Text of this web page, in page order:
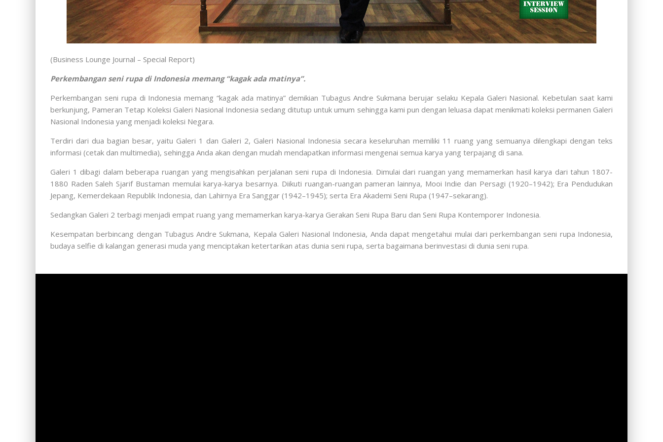
(Business Lounge Journal – Special Report)
Perkembangan seni rupa di Indonesia memang “kagak ada matinya”.
Perkembangan seni rupa di Indonesia memang “kagak ada matinya” demikian Tubagus Andre Sukmana berujar selaku Kepala Galeri Nasional. Kebetulan saat kami
berkunjung, Pameran Tetap Koleksi Galeri Nasional Indonesia sedang ditutup untuk umum sehingga kami pun dengan leluasa dapat menikmati koleksi permanen Galeri
Nasional Indonesia yang menjadi koleksi Negara.
Terdiri dari dua bagian besar, yaitu Galeri 1 dan Galeri 2, Galeri Nasional Indonesia secara keseluruhan memiliki 11 ruang yang semuanya dilengkapi dengan teks
informasi (cetak dan multimedia), sehingga Anda akan dengan mudah mendapatkan informasi mengenai semua karya yang terpajang di sana.
Galeri 1 dibagi dalam beberapa ruangan yang mengisahkan perjalanan seni rupa di Indonesia. Dimulai dari ruangan yang memamerkan hasil karya dari tahun 1807-
1880 Raden Saleh Sjarif Bustaman memulai karya-karya besarnya. Diikuti ruangan-ruangan pameran lainnya, Mooi Indie dan Persagi (1920–1942); Era Pendudukan
Jepang, Kemerdekaan Republik Indonesia, dan Lahirnya Era Sanggar (1942–1945); serta Era Akademi Seni Rupa (1947–sekarang).
Sedangkan Galeri 2 terbagi menjadi empat ruang yang memamerkan karya-karya Gerakan Seni Rupa Baru dan Seni Rupa Kontemporer Indonesia.
Kesempatan berbincang dengan Tubagus Andre Sukmana, Kepala Galeri Nasional Indonesia, Anda dapat mengetahui mulai dari perkembangan seni rupa Indonesia,
budaya selfie di kalangan generasi muda yang menciptakan ketertarikan atas dunia seni rupa, serta bagaimana berinvestasi di dunia seni rupa.